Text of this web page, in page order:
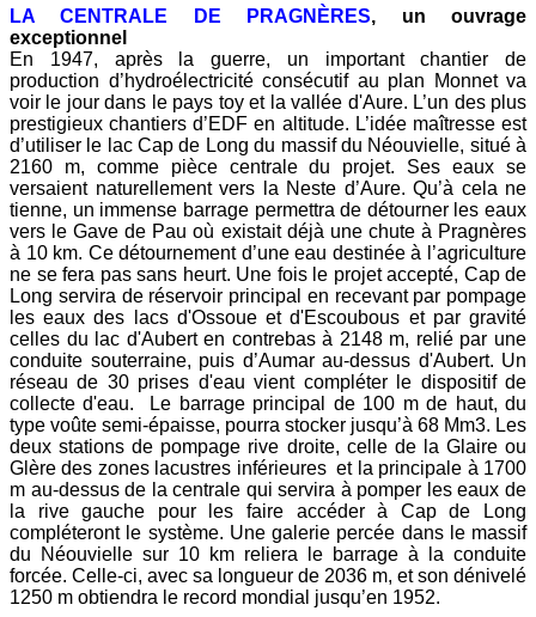
LA CENTRALE DE PRAGNÈRES, un ouvrage
exceptionnel
En 1947, après la guerre, un important chantier de
production d’hydroélectricité consécutif au plan Monnet va
voir le jour dans le pays toy et la vallée d'Aure. L’un des plus
prestigieux chantiers d’EDF en altitude. L’idée maîtresse est
d’utiliser le lac Cap de Long du massif du Néouvielle, situé à
2160 m, comme pièce centrale du projet. Ses eaux se
versaient naturellement vers la Neste d’Aure. Qu’à cela ne
tienne, un immense barrage permettra de détourner les eaux
vers le Gave de Pau où existait déjà une chute à Pragnères
à 10 km. Ce détournement d’une eau destinée à l’agriculture
ne se fera pas sans heurt. Une fois le projet accepté, Cap de
Long servira de réservoir principal en recevant par pompage
les eaux des lacs d'Ossoue et d'Escoubous et par gravité
celles du lac d'Aubert en contrebas à 2148 m, relié par une
conduite souterraine, puis d’Aumar au-dessus d'Aubert. Un
réseau de 30 prises d'eau vient compléter le dispositif de
collecte d'eau. Le barrage principal de 100 m de haut, du
type voûte semi-épaisse, pourra stocker jusqu’à 68 Mm3. Les
deux stations de pompage rive droite, celle de la Glaire ou
Glère des zones lacustres inférieures et la principale à 1700
m au-dessus de la centrale qui servira à pomper les eaux de
la rive gauche pour les faire accéder à Cap de Long
compléteront le système. Une galerie percée dans le massif
du Néouvielle sur 10 km reliera le barrage à la conduite
forcée. Celle-ci, avec sa longueur de 2036 m, et son dénivelé
1250 m obtiendra le record mondial jusqu’en 1952.